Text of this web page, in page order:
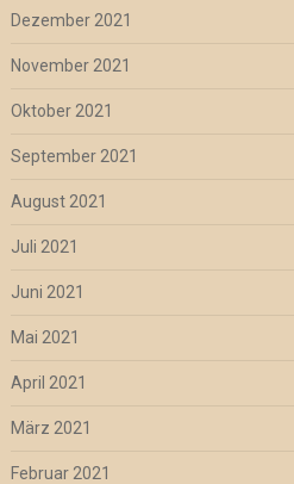
Dezember 2021
November 2021
Oktober 2021
September 2021
August 2021
Juli 2021
Juni 2021
Mai 2021
April 2021
März 2021
Februar 2021